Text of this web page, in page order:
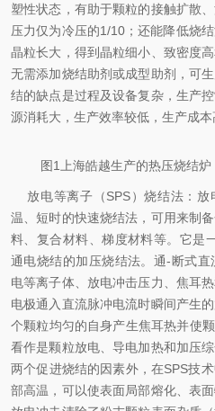
塑性状态，有助于颗粒的接触扩散
压力仅为冷压的1/10 ；还能降低烧
晶粒长大，得到晶粒细小、致密度
无需添加烧结助剂或成型助剂，可
结的缺点是过程及设备复杂，生产
源消耗大，生产效率较低，生产成本
图1 上海皓越生产的热压烧结
放电等离子（SPS）烧结法： 放
温、短时的快速烧结法，可用来制
料、复合材料、梯度材料等。它是
通电烧结的加压烧结法。通-断式直
电等离子体、放电冲击压力、 焦耳
电极通入直流脉冲电流时瞬间产生
个颗粒均匀的自身产生焦耳热并使
看作是颗粒放电、导电加热和加压
两个促进烧结的因素外，在SPS技
部高温，可以使表面局部熔化、表